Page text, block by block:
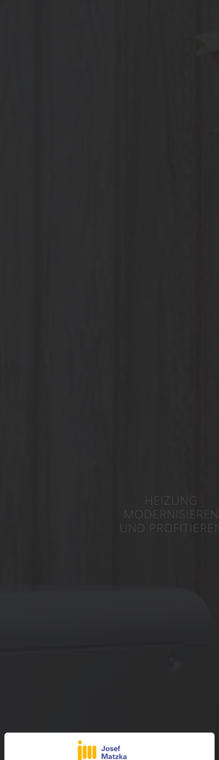
HEIZUNG
MODERNISIEREN
UND PROFITIEREN